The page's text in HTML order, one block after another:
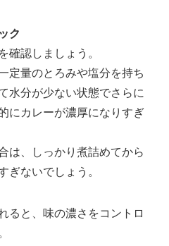
ク
確認しましょう。
定量のとろみや塩分を持ち
水分が少ない状態でさらに
にカレーが濃厚になりすぎ
は、しっかり煮詰めてから
ぎないでしょう。
ると、味の濃さをコントロ